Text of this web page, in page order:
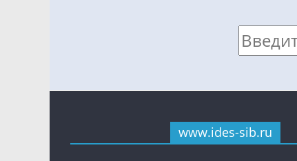
www.ides-sib.ru